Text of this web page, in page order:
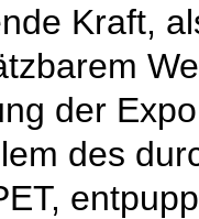
Kraft,
der
des